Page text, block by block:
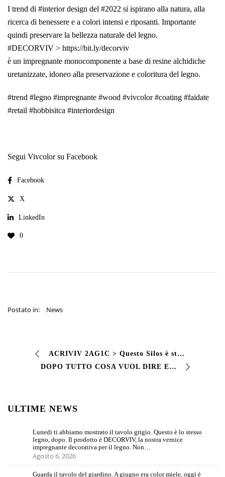
I trend di #interior design del #2022 si ispirano alla natura, alla
ricerca di benessere e a colori intensi e riposanti. Importante
quindi preservare la bellezza naturale del legno.
#DECORVIV > https://bit.ly/decorviv
è un impregnante monocomponente a base di resine alchidiche
uretanizzate, idoneo alla preservazione e coloritura del legno.
#trend #legno #impregnante #wood #vivcolor #coating #faidate
#retail #hobbisitca #interiordesign
Segui Vivcolor su Facebook
Facebook
X
LinkedIn
0
Postato in: News
ACRIVIV 2AG1C > Questo Silos è stato verniciato dall’azienda IHS Solution con #ACRIVIV un acrilico bicomponente adesione diretta lucida. resistenza agli age…
DOPO TUTTO COSA VUOL DIRE ESSERE BRILLANTI? Per noi ACRIVIV 70.00 LUCIDO è la risposta corretta! Una finitura bicomponente acril-poliisocianico che può ragg…
ULTIME NEWS
Lunedi ti abbiamo mostrato il tavolo grigio. Questo è lo stesso
legno, dopo. Il prodotto è DECORVIV, la nostra vernice
impregnante decorativa per il legno. Non…
Agosto 6, 2026
Guarda il tavolo del giardino. A giugno era color miele, oggi è